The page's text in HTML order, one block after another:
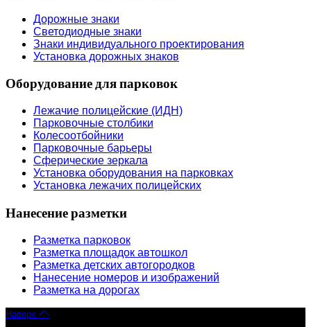
Дорожные знаки
Светодиодные знаки
Знаки индивидуального проектирования
Установка дорожных знаков
Оборудование для парковок
Лежачие полицейские (ИДН)
Парковочные столбики
Колесоотбойники
Парковочные барьеры
Сферические зеркала
Установка оборудования на парковках
Установка лежачих полицейских
Нанесение разметки
Разметка парковок
Разметка площадок автошкол
Разметка детских автогородков
Нанесение номеров и изображений
Разметка на дорогах
Наверх